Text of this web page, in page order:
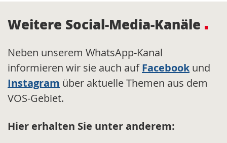
Weitere Social-Media-Kanäle
Neben unserem WhatsApp-Kanal
informieren wir sie auch aufFacebookund
Instagram über aktuelle Themen aus dem
VOS-Gebiet.
Hier erhalten Sie unter anderem: